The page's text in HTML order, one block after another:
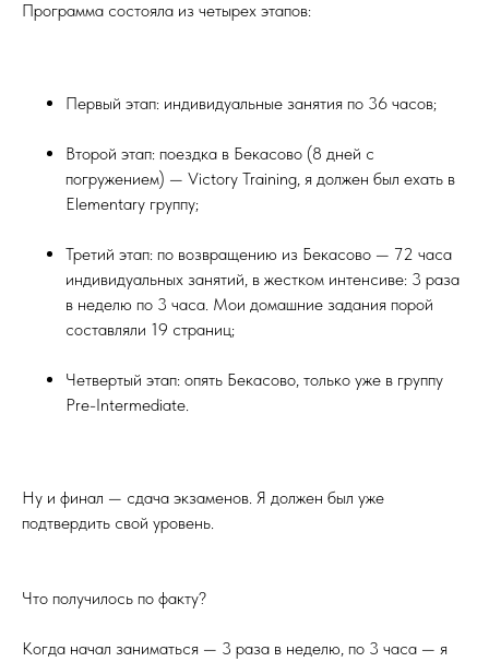
Программа состояла из четырех этапов:
Первый этап: индивидуальные занятия по 36 часов;
Второй этап: поездка в Бекасово (8 дней с
погружением) — Victory Training, я должен был ехать в
Elementary группу;
Третий этап: по возвращению из Бекасово — 72 часа
индивидуальных занятий, в жестком интенсиве: 3 раза
в неделю по 3 часа. Мои домашние задания порой
составляли 19 страниц;
Четвертый этап: опять Бекасово, только уже в группу
Pre-Intermediate.
Ну и финал — сдача экзаменов. Я должен был уже
подтвердить свой уровень.
Что получилось по факту?
Когда начал заниматься — 3 раза в неделю, по 3 часа — я